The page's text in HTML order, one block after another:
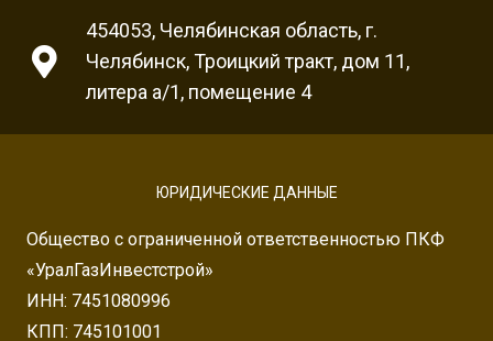
454053, Челябинская область, г.
Челябинск, Троицкий тракт, дом 11,
литера а/1, помещение 4
ЮРИДИЧЕСКИЕ ДАННЫЕ
Общество с ограниченной ответственностью ПКФ
«УралГазИнвестстрой»
ИНН: 7451080996
КПП: 745101001